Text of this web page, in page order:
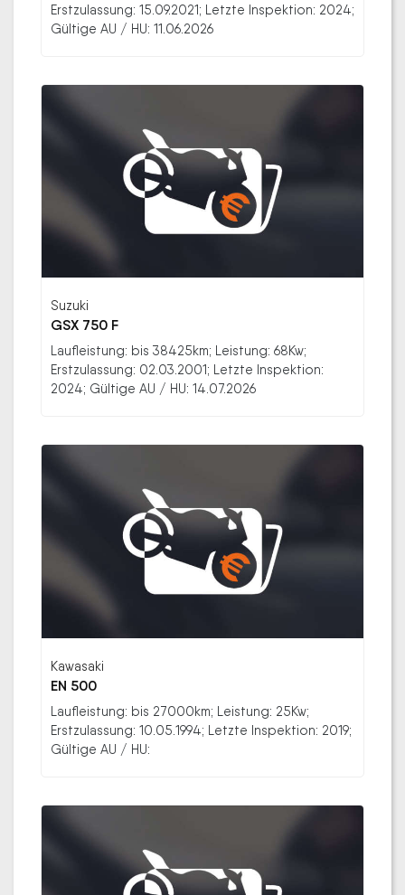
Erstzulassung: 15.09.2021; Letzte Inspektion: 2024;
Gültige AU / HU: 11.06.2026
Suzuki
GSX 750 F
Laufleistung: bis 38425km; Leistung: 68Kw;
Erstzulassung: 02.03.2001; Letzte Inspektion:
2024; Gültige AU / HU: 14.07.2026
Kawasaki
EN 500
Laufleistung: bis 27000km; Leistung: 25Kw;
Erstzulassung: 10.05.1994; Letzte Inspektion: 2019;
Gültige AU / HU: